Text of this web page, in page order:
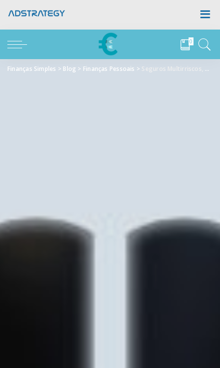
0
Finanças Simples > Blog > Finanças Pessoais > Seguros Multirriscos, Vida e Auto: Rever ou Manter?